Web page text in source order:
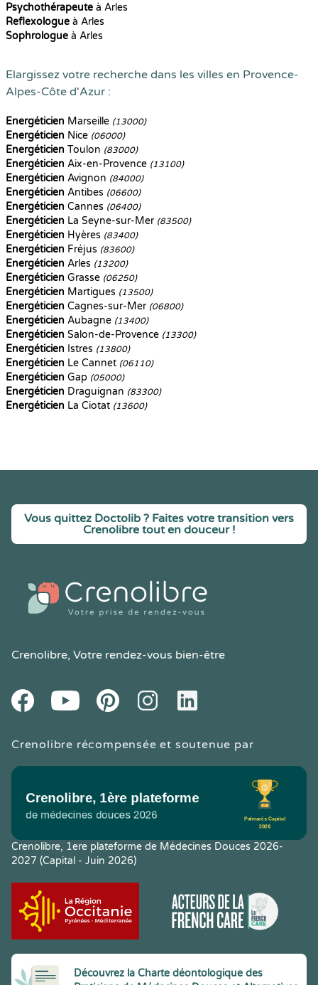
Psychothérapeute à Arles
Reflexologue à Arles
Sophrologue à Arles
Elargissez votre recherche dans les villes en Provence-
Alpes-Côte d'Azur :
Energéticien Marseille (13000)
Energéticien Nice (06000)
Energéticien Toulon (83000)
Energéticien Aix-en-Provence (13100)
Energéticien Avignon (84000)
Energéticien Antibes (06600)
Energéticien Cannes (06400)
Energéticien La Seyne-sur-Mer (83500)
Energéticien Hyères (83400)
Energéticien Fréjus (83600)
Energéticien Arles (13200)
Energéticien Grasse (06250)
Energéticien Martigues (13500)
Energéticien Cagnes-sur-Mer (06800)
Energéticien Aubagne (13400)
Energéticien Salon-de-Provence (13300)
Energéticien Istres (13800)
Energéticien Le Cannet (06110)
Energéticien Gap (05000)
Energéticien Draguignan (83300)
Energéticien La Ciotat (13600)
Vous quittez Doctolib ? Faites votre transition vers
Crenolibre tout en douceur !
Crenolibre, Votre rendez-vous bien-être
FacebookYoutube PinteresetInstagramLinkedIn
Crenolibre récompensée et soutenue par
Crenolibre, 1ere plateforme de Médecines Douces 2026-
2027 (Capital - Juin 2026)
Découvrez la Charte déontologique des